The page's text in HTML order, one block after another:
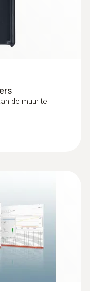
- om in te
in bevroren
de muur te